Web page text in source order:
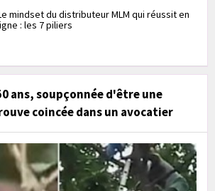
mindset du distributeur MLM qui réussit en
: les 7 piliers
ans, soupçonnée d'être une
coincée dans un avocatier